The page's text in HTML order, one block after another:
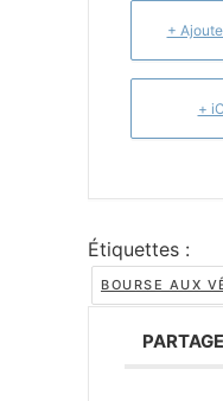
+
+
Étiquettes :
BOURSE AUX